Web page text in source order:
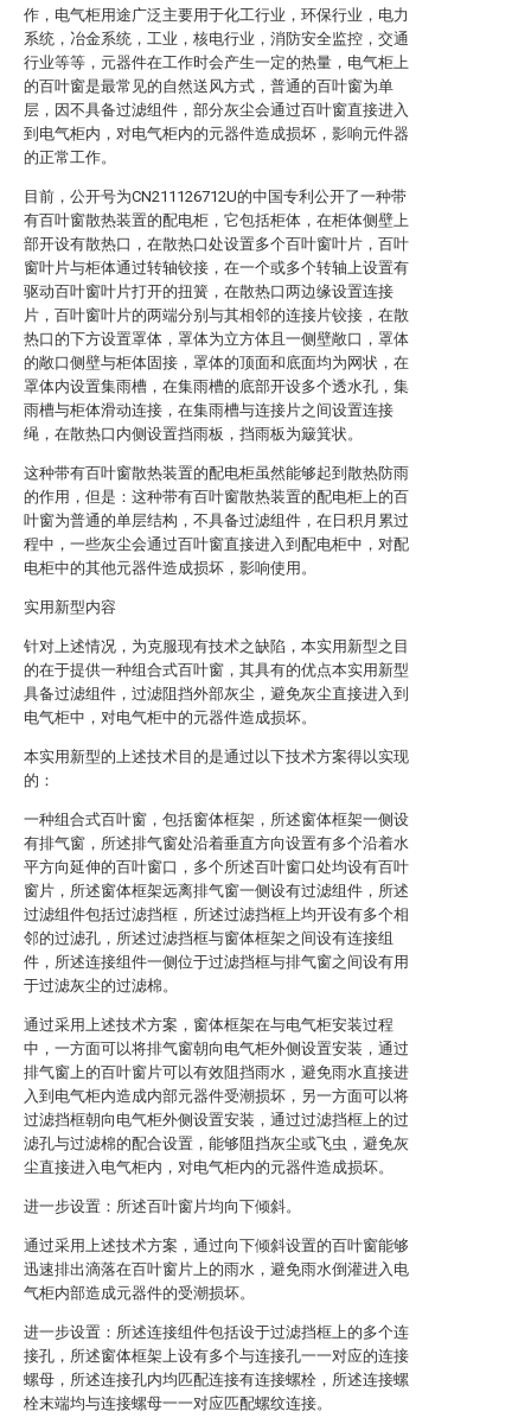
作，电气柜用途广泛主要用于化工行业，环保行业，电力
系统，冶金系统，工业，核电行业，消防安全监控，交通
行业等等，元器件在工作时会产生一定的热量，电气柜上
的百叶窗是最常见的自然送风方式，普通的百叶窗为单
层，因不具备过滤组件，部分灰尘会通过百叶窗直接进入
到电气柜内，对电气柜内的元器件造成损坏，影响元件器
的正常工作。
目前，公开号为CN211126712U的中国专利公开了一种带
有百叶窗散热装置的配电柜，它包括柜体，在柜体侧壁上
部开设有散热口，在散热口处设置多个百叶窗叶片，百叶
窗叶片与柜体通过转轴铰接，在一个或多个转轴上设置有
驱动百叶窗叶片打开的扭簧，在散热口两边缘设置连接
片，百叶窗叶片的两端分别与其相邻的连接片铰接，在散
热口的下方设置罩体，罩体为立方体且一侧壁敞口，罩体
的敞口侧壁与柜体固接，罩体的顶面和底面均为网状，在
罩体内设置集雨槽，在集雨槽的底部开设多个透水孔，集
雨槽与柜体滑动连接，在集雨槽与连接片之间设置连接
绳，在散热口内侧设置挡雨板，挡雨板为簸箕状。
这种带有百叶窗散热装置的配电柜虽然能够起到散热防雨
的作用，但是：这种带有百叶窗散热装置的配电柜上的百
叶窗为普通的单层结构，不具备过滤组件，在日积月累过
程中，一些灰尘会通过百叶窗直接进入到配电柜中，对配
电柜中的其他元器件造成损坏，影响使用。
实用新型内容
针对上述情况，为克服现有技术之缺陷，本实用新型之目
的在于提供一种组合式百叶窗，其具有的优点本实用新型
具备过滤组件，过滤阻挡外部灰尘，避免灰尘直接进入到
电气柜中，对电气柜中的元器件造成损坏。
本实用新型的上述技术目的是通过以下技术方案得以实现
的：
一种组合式百叶窗，包括窗体框架，所述窗体框架一侧设
有排气窗，所述排气窗处沿着垂直方向设置有多个沿着水
平方向延伸的百叶窗口，多个所述百叶窗口处均设有百叶
窗片，所述窗体框架远离排气窗一侧设有过滤组件，所述
过滤组件包括过滤挡框，所述过滤挡框上均开设有多个相
邻的过滤孔，所述过滤挡框与窗体框架之间设有连接组
件，所述连接组件一侧位于过滤挡框与排气窗之间设有用
于过滤灰尘的过滤棉。
通过采用上述技术方案，窗体框架在与电气柜安装过程
中，一方面可以将排气窗朝向电气柜外侧设置安装，通过
排气窗上的百叶窗片可以有效阻挡雨水，避免雨水直接进
入到电气柜内造成内部元器件受潮损坏，另一方面可以将
过滤挡框朝向电气柜外侧设置安装，通过过滤挡框上的过
滤孔与过滤棉的配合设置，能够阻挡灰尘或飞虫，避免灰
尘直接进入电气柜内，对电气柜内的元器件造成损坏。
进一步设置：所述百叶窗片均向下倾斜。
通过采用上述技术方案，通过向下倾斜设置的百叶窗能够
迅速排出滴落在百叶窗片上的雨水，避免雨水倒灌进入电
气柜内部造成元器件的受潮损坏。
进一步设置：所述连接组件包括设于过滤挡框上的多个连
接孔，所述窗体框架上设有多个与连接孔一一对应的连接
螺母，所述连接孔内均匹配连接有连接螺栓，所述连接螺
栓末端均与连接螺母一一对应匹配螺纹连接。